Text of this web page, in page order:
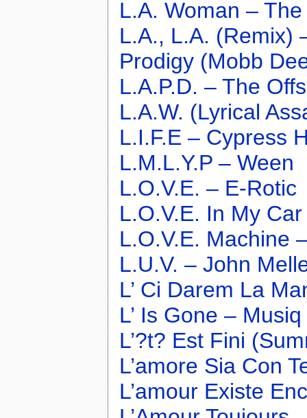
L.A. Woman –
L.A., L.A. (Remix)
Prodigy (Mobb
L.A.P.D. – The
L.A.W. (Lyrical
L.I.F.E – Cypress
L.M.L.Y.P – Ween
L.O.V.E. – E-Rotic
L.O.V.E. In My
L.O.V.E. Machine
L.U.V. – John
L’ Ci Darem La
L’ Is Gone – Musiq
L’?t? Est Fini
L’amore Sia Con
L’amour Existe